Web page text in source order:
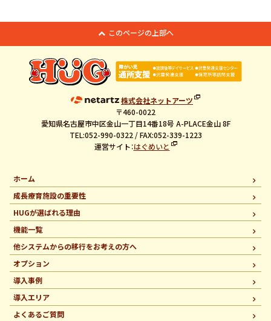
このページの上部へ
株式会社ネットアーツ
〒460-0022
愛知県名古屋市中区金山一丁目14番18号 A-PLACE金山 8F
TEL:052-990-0322 / FAX:052-339-1223
運営サイト：はぐめいと
ホーム
成長療育施設の重要性
HUGが選ばれる理由
機能一覧
他システムからの移行をお考えの方へ
オプション
導入事例
導入エリア
よくあるご質問